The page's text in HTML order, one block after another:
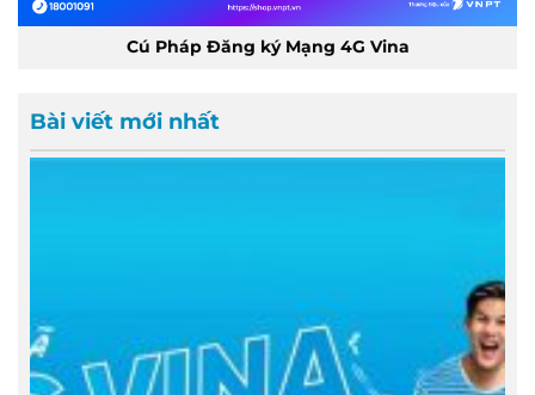
Cú Pháp Đăng ký Mạng 4G Vina
Bài viết mới nhất